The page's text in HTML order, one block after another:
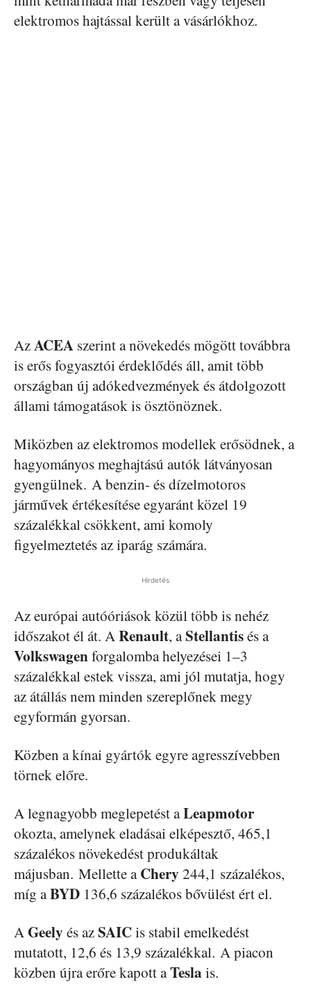
elektromos hajtással került a vásárlókhoz.
AzACEA szerint a növekedés mögött továbbra
is erős fogyasztói érdeklődés áll, amit több
országban új adókedvezmények és átdolgozott
állami támogatások is ösztönöznek.
Miközben az elektromos modellek erősödnek, a
hagyományos meghajtású autók látványosan
gyengülnek. A benzin- és dízelmotoros
járművek értékesítése egyaránt közel 19
százalékkal csökkent, ami komoly
figyelmeztetés az iparág számára.
Hirdetés
Az európai autóóriások közül több is nehéz
időszakot él át. ARenault, aStellantisés a
Volkswagenforgalomba helyezései 1–3
százalékkal estek vissza, ami jól mutatja, hogy
az átállás nem minden szereplőnek megy
egyformán gyorsan.
Közben a kínai gyártók egyre agresszívebben
törnek előre.
A legnagyobb meglepetést aLeapmotor
okozta, amelynek eladásai elképesztő, 465,1
százalékos növekedést produkáltak
májusban. Mellette aChery 244,1 százalékos,
míg aBYD 136,6 százalékos bővülést ért el.
AGeely és azSAIC is stabil emelkedést
mutatott, 12,6 és 13,9 százalékkal. A piacon
közben újra erőre kapott aTesla is.